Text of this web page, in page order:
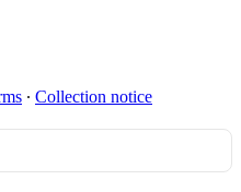
∙ Collection notice